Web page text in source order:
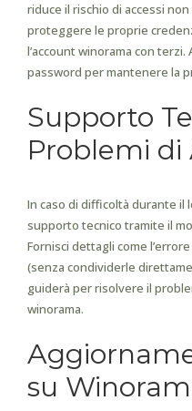
riduce il rischio di accessi
proteggere le proprie
l’account winorama con
password per mantenere la
Supporto
Problemi di
In caso di difficoltà durante il
supporto tecnico tramite il
Fornisci dettagli come
(senza condividerle
guiderà per risolvere il
winorama.
su